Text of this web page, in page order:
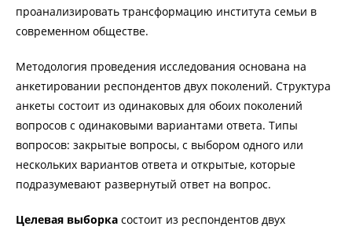
проанализировать трансформацию института семьи в
современном обществе.
Методология проведения исследования основана на
анкетировании респондентов двух поколений. Структура
анкеты состоит из одинаковых для обоих поколений
вопросов с одинаковыми вариантами ответа. Типы
вопросов: закрытые вопросы, с выбором одного или
нескольких вариантов ответа и открытые, которые
подразумевают развернутый ответ на вопрос.
Целевая выборка состоит из респондентов двух